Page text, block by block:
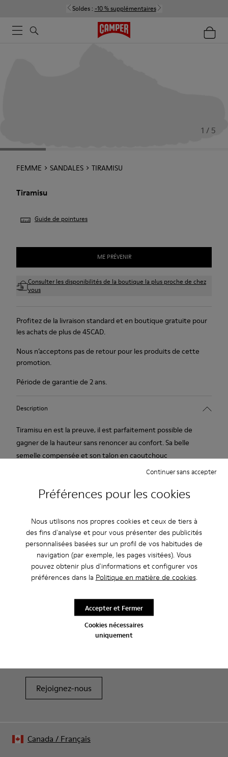
Préférences pour les cookies
Nous utilisons nos propres cookies et ceux de tiers à
des fins d'analyse et pour vous présenter des publicités
personnalisées basées sur un profil de vos habitudes de
navigation (par exemple, les pages visitées). Vous
pouvez obtenir plus d'informations et configurer vos
préférences dans la Politique en matière de cookies.
Cookies nécessaires
uniquement
Continuer sans accepter
Accepter et Fermer
Soldes : -10 % supplémentaires
1 / 5
FEMME SANDALES TIRAMISU
Tiramisu
Guide de pointures
ME PRÉVENIR
Consulter les disponibilités de la boutique la plus proche de chez
vous
Profitez de la livraison standard et en boutique gratuite pour
les achats de plus de 45CAD.
Nous n’acceptons pas de retour pour les produits de cette
promotion.
Période de garantie de 2 ans.
Description
Tiramisu en est la preuve, il est parfaitement possible de
gagner de la hauteur sans renoncer au confort. Sa belle
semelle compensée et son talon en caoutchouc
partiellement recouvert lui procurent de la stabilité, de
Caracteristiques
Hauteur talon: 7 cm.
Doublure : 100% Cuir de porc.
Entretien
de gamme soigneusement sélectionnées. L’utilisation de
produits d’entretien adaptés garantira la protection et la
durabilité accrue de vos chaussures.
des chaussures
Soldes : -10 % supplémentaires
Oui, vous avez bien entendu. En rejoignant notre communauté,
Rejoignez-nous
Canada / Français